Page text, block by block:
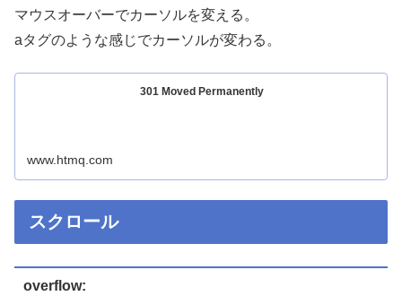
マウスオーバーでカーソルを変える。
aタグのような感じでカーソルが変わる。
301 Moved Permanently
www.htmq.com
スクロール
overflow: